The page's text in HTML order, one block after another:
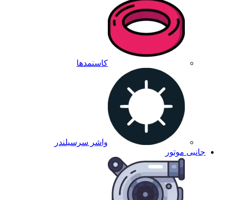
کاسنمدها
واشر سرسیلندر
جانبی موتور